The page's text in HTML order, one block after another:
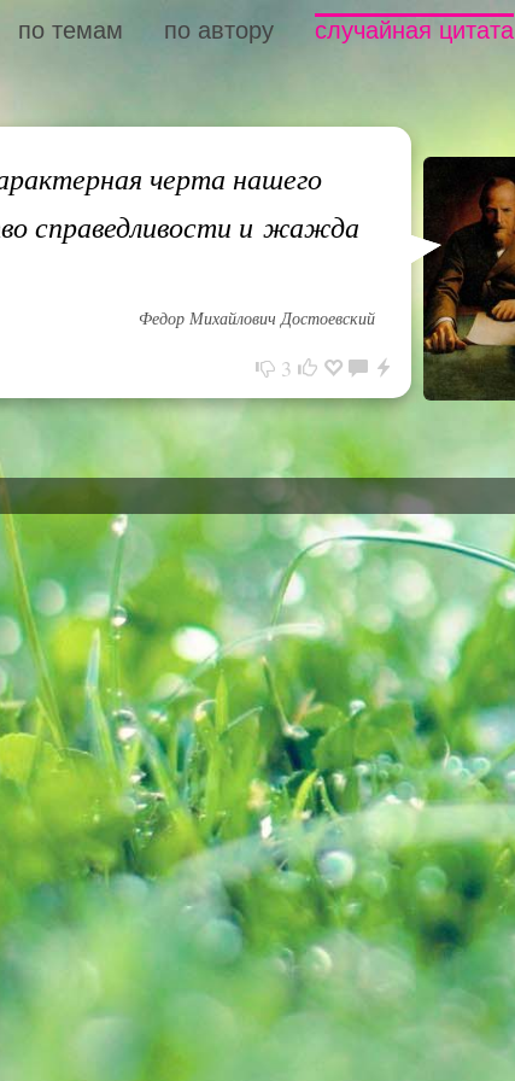
по темам по автору случайная цитата
черта нашего
справедливости и жажда
Федор Михайлович Достоевский
3